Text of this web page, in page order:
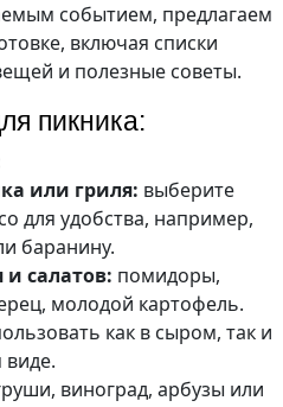
событием, предлагаем
включая списки
и полезные советы.
пикника:
или гриля: выберите
для удобства, например,
баранину.
салатов: помидоры,
молодой картофель.
как в сыром, так и
виноград, арбузы или